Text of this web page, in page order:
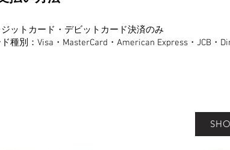
ットカード・デビットカード決済のみ
種別：Visa・MasterCard・American Express・JCB・